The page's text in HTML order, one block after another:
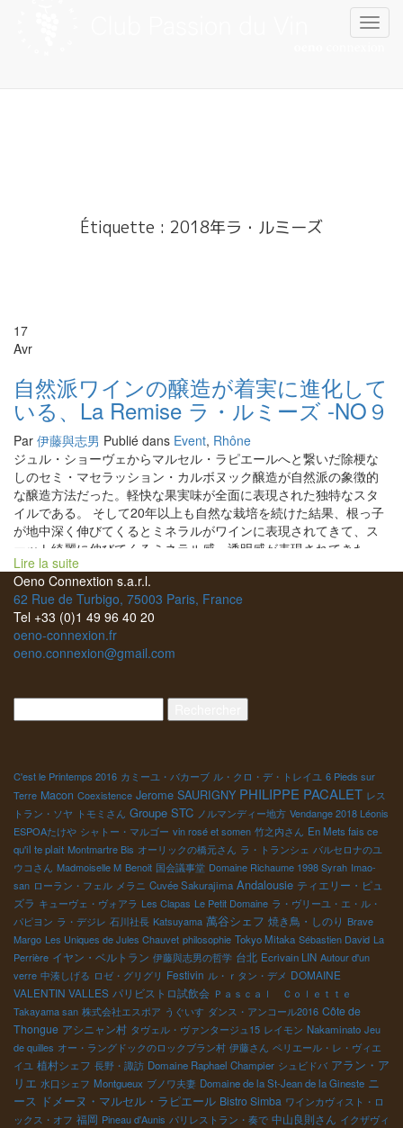
Étiquette : 2018年ラ・ルミーズ
17
Avr
自然派ワインの醸造が着実に進化して
いる、La Remise ラ・ルミーズ -NO９
Par 伊藤與志男 Publié dans Event, Rhône
ジュル・ショーヴェからマルセル・ラピエールへと繋いだ除梗な
しのセミ・マセラッション・カルボヌック醸造が自然派の象徴的
な醸造方法だった。軽快な果実味が全面に表現された独特なスタ
イルである。 そして20年以上も自然な栽培を続けた結果、根っ子
が地中深く伸びてくるとミネラルがワインに表現されてきて、ス
ーット綺麗に伸びてくるミネラル感、透明感が表現されてきた。
上記のスタイルとは違ったスタイルを目指す醸造家も増えてき
た。 除梗をしながらも軽快でスーット伸びてくるスタイルを造る
醸造家もいる。 除梗してよりタンニンやプラス・アルファ違うも
のをワインに表現しようとする醸造家も増えてきた。 また、除梗
をした葡萄と除梗なし全房の葡萄をミルフイユのように発酵槽で
混ぜて発酵する醸造家も増えている。 セミ・マセラッション・カ
の、除梗しないものを混ぜあわせたり、まるで作曲するように、
あらゆる方法を自由自在に掛け合わせて醸造する若者達が誕生し
ている。 フュージョン料理のようにバランスのいいものと悪いも
のも存在している。 でも色んな試作、イノベーションの中に驚く
ほど素晴らしいもの登場している。 こうして自然派も進化してい
くんだろうなと感じる。 そんな変化の中、セミ・マセラッショ
ン・カルボヌック醸造をトコトン追究してトビッキリ美味しいワ
インを造る醸造家も勿論、大切な存在だ。（ル・タン・ド・スリ
ーズのアクセル・プリュッファー） こんな進化を目の当たりに観
ながらのラ・ルミーズ試飲会は、自然派ワインの過去、現在、未
来を一同に味わうことができる素晴らしい試飲会でした。 こんな
変化は他の造りでは存在しない。 微生物をコントロールして、酸
化防止剤の多用や香付け人口酵母を使ったり、化学剤を加えて人
間の好みのスタイルに造りあげてしまうよう醸造の世界には存在
しない変化である。 あくまで天の与えてくれた素材を尊重して、
その土地の微生物達との共存した造りだからこそのワインの味わ
いである。 ますます、自然派ワインが面白なってきた・ 感動的な
エモーションナルなワインが多かった。
Lire la suite
Oeno Connextion s.a.r.l.
62 Rue de Turbigo, 75003 Paris, France
Tel +33 (0)1 49 96 40 20
oeno-connexion.fr
oeno.connexion@gmail.com
C'est le Printemps 2016 カミーユ・バカーブ ル・クロ・デ・トレイユ 6 Pieds sur
Terre Macon Coexistence Jerome SAURIGNY PHILIPPE PACALET レス
トラン・ソヤ トモミさん Groupe STC ノルマンディー地方 Vendange 2018 Léonis
ESPOAたけや シャトー・マルゴー vin rosé et somen 竹之内さん En Mets fais ce
qu'il te plait Montmartre Bis オーリックの橋元さん ラ・トランシェ バルセロナのユ
ウコさん Madmoiselle M Benoit 国会議事堂 Domaine Richaume 1998 Syrah Imao-
san ローラン・フェル メラニ Cuvée Sakurajima Andalousie ティエリー・ピュ
ズラ キューヴェ・ヴォアラ Les Clapas Le Petit Domaine ラ・ヴリーユ・エ・ル・
パピヨン ラ・デジレ 石川社長 Katsuyama 萬谷シェフ 焼き鳥・しのり Brave
Margo Les Uniques de Jules Chauvet philosophie Tokyo Mitaka Sébastien David La
Perrière イヤン・ベルトラン 伊藤與志男の哲学 台北 Ecrivain LIN Autour d'un
verre 中湊しげる ロゼ・グリグリ Festivin ル・ｒタン・デメ DOMAINE
VALENTIN VALLES パリビストロ試飲会 Ｐａｓｃａｌ Ｃｏｌｅｔｔｅ
Takayama san 株式会社エスポア うぐいす ダンス・アンコール2016 Côte de
Thongue アシニャン村 タヴェル・ヴァンタージュ15 レイモン Nakaminato Jeu
de quilles オー・ラングドックのロックブラン村 伊藤さん ペリエール・レ・ヴィエ
イユ 植村シェフ 長野・諏訪 Domaine Raphael Champier シュビドバ アラン・ア
リエ 水口シェフ Montgueux ブノワ夫妻 Domaine de la St-Jean de la Gineste ニ
ース ドメーヌ・マルセル・ラピエール Bistro Simba ワインカヴィスト・ロ
ックス・オフ 福岡 Pineau d'Aunis パリレストラン・奏で 中山良則さん イクザヴィ